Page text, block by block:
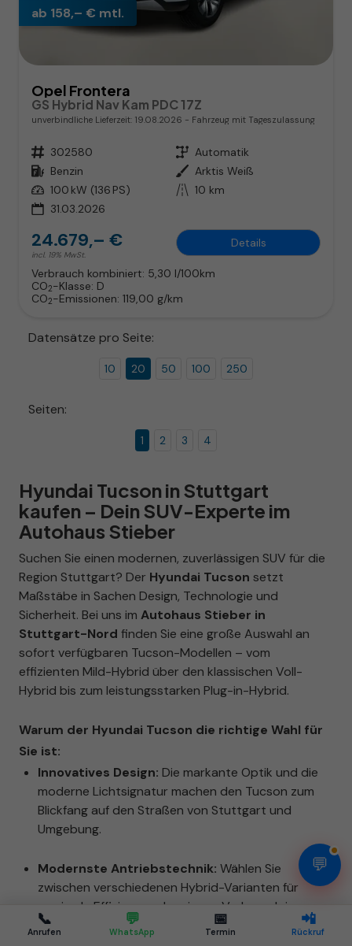
ab 158,– € mtl.
Opel Frontera
GS Hybrid Nav Kam PDC 17Z
unverbindliche Lieferzeit: 19.08.2026 Fahrzeug mit Tageszulassung
Fahrzeugnr. 302580 Getriebe Automatik
Kraftstoff Benzin Außenfarbe Arktis Weiß
Leistung 100 kW (136 PS) Kilometerstand 10 km
31.03.2026
24.679,– €
incl. 19% MwSt.
Details
Verbrauch kombiniert: 5,30 l/100km
CO2-Klasse: D
CO2-Emissionen: 119,00 g/km
Datensätze pro Seite:
10 20 50 100 250
Seiten:
1 2 3 4
Hyundai Tucson in Stuttgart
kaufen – Dein SUV-Experte im
Autohaus Stieber
Suchen Sie einen modernen, zuverlässigen SUV für die
Region Stuttgart? Der Hyundai Tucson setzt
Maßstäbe in Sachen Design, Technologie und
Sicherheit. Bei uns im Autohaus Stieber in
Stuttgart-Nord finden Sie eine große Auswahl an
sofort verfügbaren Tucson-Modellen – vom
effizienten Mild-Hybrid über den klassischen Voll-
Hybrid bis zum leistungsstarken Plug-in-Hybrid.
Warum der Hyundai Tucson die richtige Wahl für
Sie ist:
Innovatives Design: Die markante Optik und die
moderne Lichtsignatur machen den Tucson zum
Blickfang auf den Straßen von Stuttgart und
Umgebung.
Modernste Antriebstechnik: Wählen Sie
zwischen verschiedenen Hybrid-Varianten für
maximale Effizienz und geringen Verbrauch im
Stadtverkehr.
📞
Anrufen
💬
WhatsApp
📅
Termin
📲
Rückruf
💬